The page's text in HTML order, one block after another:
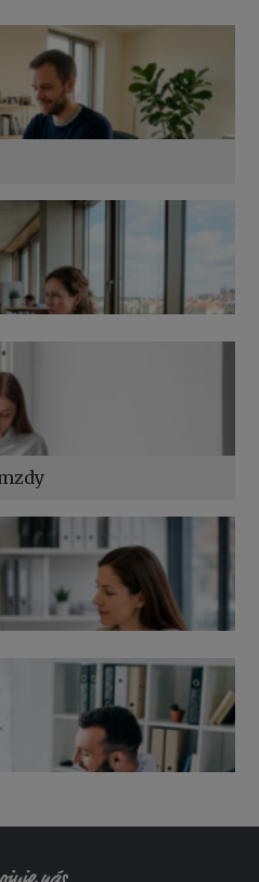
straně zaměstnavatele
2026 – průvodce pro
dovolené
pojišťovny – jak na ně